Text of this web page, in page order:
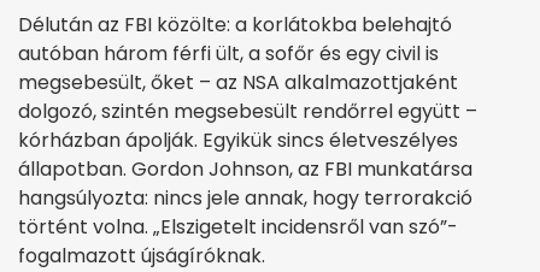
Délután az FBI közölte: a korlátokba belehajtó
autóban három férfi ült, a sofőr és egy civil is
megsebesült, őket – az NSA alkalmazottjaként
dolgozó, szintén megsebesült rendőrrel együtt –
kórházban ápolják. Egyikük sincs életveszélyes
állapotban. Gordon Johnson, az FBI munkatársa
hangsúlyozta: nincs jele annak, hogy terrorakció
történt volna. „Elszigetelt incidensről van szó”-
fogalmazott újságíróknak.